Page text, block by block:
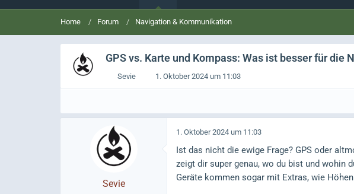
Home Forum Navigation & Kommunikation
GPS vs. Karte und Kompass: Was ist besser für die
Sevie 1. Oktober 2024 um 11:03
Sevie
1. Oktober 2024 um 11:03
Ist das nicht die ewige Frage? GPS oder
zeigt dir super genau, wo du bist und wohin
Geräte kommen sogar mit Extras, wie